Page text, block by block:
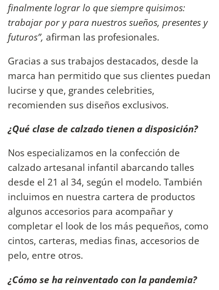
finalmente lograr lo que siempre quisimos:
trabajar por y para nuestros sueños, presentes y
futuros”, afirman las profesionales.
Gracias a sus trabajos destacados, desde la
marca han permitido que sus clientes puedan
lucirse y que, grandes celebrities,
recomienden sus diseños exclusivos.
¿Qué clase de calzado tienen a disposición?
Nos especializamos en la confección de
calzado artesanal infantil abarcando talles
desde el 21 al 34, según el modelo. También
incluimos en nuestra cartera de productos
algunos accesorios para acompañar y
completar el look de los más pequeños, como
cintos, carteras, medias finas, accesorios de
pelo, entre otros.
¿Cómo se ha reinventado con la pandemia?